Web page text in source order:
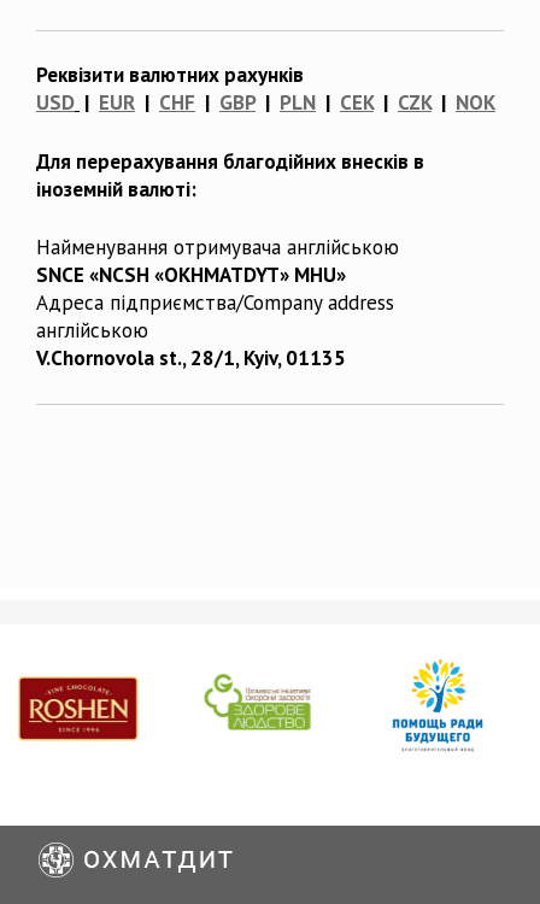
Реквізити валютних рахунків
USD | EUR | CHF | GBP| PLN | CEK| CZK| NOK
Для перерахування благодійних внесків в
іноземній валюті:
Найменування отримувача англійською
SNCE «NCSH «OKHMATDYT» MHU»
Адреса підприємства/Company address
англійською
V.Chornovola st., 28/1, Kyiv, 01135